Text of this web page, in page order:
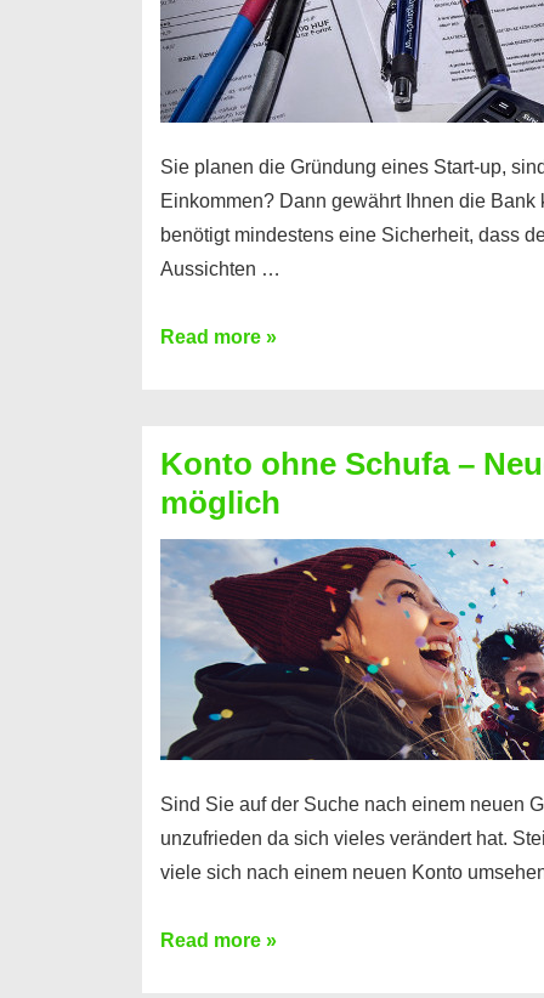
Sie planen die Gründung eines Start-up,
Einkommen? Dann gewährt Ihnen die
benötigt mindestens eine Sicherheit, dass
Aussichten …
Mit
Sie
einen
Kredit
ohne
Einkommensnachweis
Read more »
Konto ohne Schufa –
möglich
Sind Sie auf der Suche nach einem neuen
unzufrieden da sich vieles verändert hat.
viele sich nach einem neuen Konto
Konto
Read more »